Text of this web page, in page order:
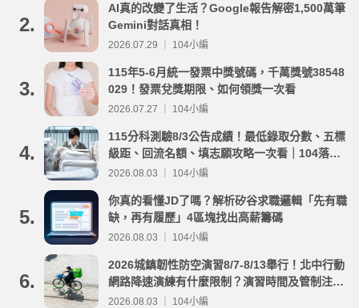
2.
AI真的改變了生活？Google報告解密1,500萬筆
Gemini對話真相！
2026.07.29 ｜ 104小編
3.
115年5-6月統一發票中獎號碼，千萬獎號38548
029！發票兌獎期限、如何領獎一次看
2026.07.27 ｜ 104小編
4.
115分科測驗8/3公告成績！最低錄取分數、五標
級距、回流名額、填志願攻略一次看｜104落點
分析
2026.08.03 ｜ 104小編
5.
你真的看懂JD了嗎？解析矽谷求職邏輯「先有職
缺，再有履歷」4區塊找出高薪籌碼
2026.08.03 ｜ 104小編
6.
2026城鎮韌性防空演習8/7-8/13舉行！北中行動
網路降速演練有什麼限制？演習時間及管制注意
事項整理
2026.08.03 ｜ 104小編